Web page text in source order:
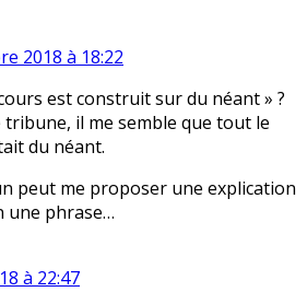
2018 à 18:22
est construit sur du néant » ?
tribune, il me semble que tout le
du néant.
peut me proposer une explication
une phrase…
à 22:47